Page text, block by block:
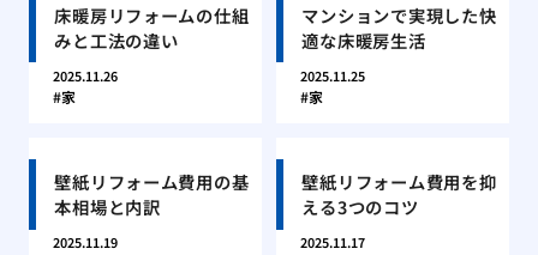
床暖房リフォームの仕組
みと工法の違い
2025.11.26
家
マンションで実現した快
適な床暖房生活
2025.11.25
家
壁紙リフォーム費用の基
本相場と内訳
2025.11.19
壁紙リフォーム費用を抑
える3つのコツ
2025.11.17